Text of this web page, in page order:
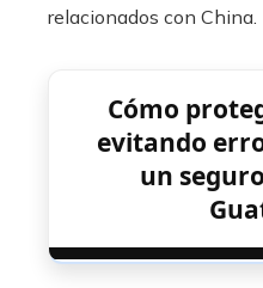
relacionados con China.
Cómo
evitando
un